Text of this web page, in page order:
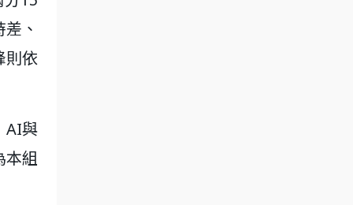
、
則依
AI與
本組